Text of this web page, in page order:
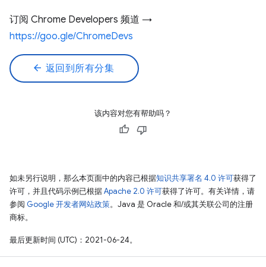
订阅 Chrome Developers 频道 →
https://goo.gle/ChromeDevs
arrow_back 返回到所有分集
该内容对您有帮助吗？
如未另行说明，那么本页面中的内容已根据知识共享署名 4.0 许可获得了
许可，并且代码示例已根据Apache 2.0 许可获得了许可。有关详情，请
参阅 Google 开发者网站政策。Java 是 Oracle 和/或其关联公司的注册
商标。
最后更新时间 (UTC)：2021-06-24。